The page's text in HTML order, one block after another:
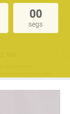
00
segs